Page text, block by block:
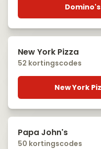
New York Pizza
52 kortingscodes
New York
Papa John's
50 kortingscodes